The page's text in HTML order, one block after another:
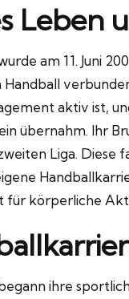
Leben
am 11. Juni
aktiv ist,
übernahm. Ihr
Liga. Diese
für körperliche
ihre